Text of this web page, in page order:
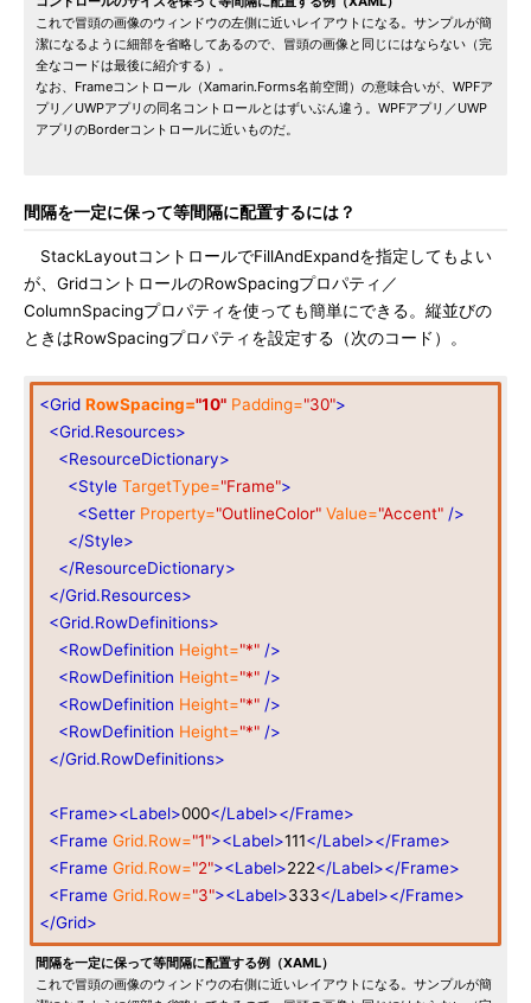
これで冒頭の画像のウィンドウの左側に近いレイアウトになる。サンプルが簡
潔になるように細部を省略してあるので、冒頭の画像と同じにはならない（完
全なコードは最後に紹介する）。
なお、Frameコントロール（Xamarin.Forms名前空間）の意味合いが、WPFア
プリ／UWPアプリの同名コントロールとはずいぶん違う。WPFアプリ／UWP
アプリのBorderコントロールに近いものだ。
間隔を一定に保って等間隔に配置するには？
StackLayoutコントロールでFillAndExpandを指定してもよい
が、GridコントロールのRowSpacingプロパティ／
ColumnSpacingプロパティを使っても簡単にできる。縦並びの
ときはRowSpacingプロパティを設定する（次のコード）。
<Grid RowSpacing="10" Padding="30">
<Grid.Resources>
<ResourceDictionary>
<Style TargetType="Frame">
<Setter Property="OutlineColor" Value="Accent" />
</Style>
</ResourceDictionary>
</Grid.Resources>
<Grid.RowDefinitions>
<RowDefinition Height="*" />
<RowDefinition Height="*" />
<RowDefinition Height="*" />
<RowDefinition Height="*" />
</Grid.RowDefinitions>
<Frame><Label>000</Label></Frame>
<Frame Grid.Row="1"><Label>111</Label></Frame>
<Frame Grid.Row="2"><Label>222</Label></Frame>
<Frame Grid.Row="3"><Label>333</Label></Frame>
</Grid>
間隔を一定に保って等間隔に配置する例（XAML）
これで冒頭の画像のウィンドウの右側に近いレイアウトになる。サンプルが簡